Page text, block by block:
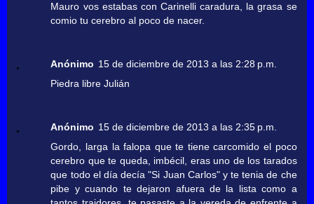
Mauro vos estabas con Carinelli caradura, la grasa se
comio tu cerebro al poco de nacer.
Anónimo 15 de diciembre de 2013 a las 2:28 p.m.
Piedra libre Julián
Anónimo 15 de diciembre de 2013 a las 2:35 p.m.
Gordo, larga la falopa que te tiene carcomido el poco
cerebro que te queda, imbécil, eras uno de los tarados
que todo el día decía "Si Juan Carlos" y te tenia de che
pibe y cuando te dejaron afuera de la lista como a